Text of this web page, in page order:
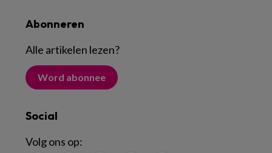
Abonneren
Alle artikelen lezen?
Word abonnee
Social
Volg ons op: